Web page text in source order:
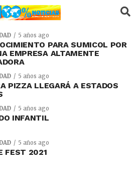
5 años ago
PARA SUMICOL POR
EMPRESA ALTAMENTE
5 años ago
PIZZA LLEGARÁ A ESTADOS
5 años ago
INFANTIL
5 años ago
FEST 2021